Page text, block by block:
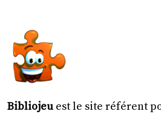
Bibliojeu est le site référent